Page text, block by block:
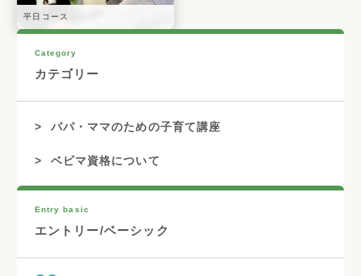
平日コース
Category
カテゴリー
パパ・ママのための子育て講座
ベビマ資格について
Entry basic
エントリー/ベーシック